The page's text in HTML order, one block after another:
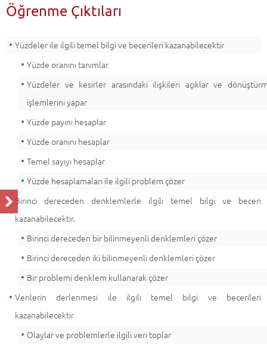
Bilgisayar Operatörlüğü Programı
Matematik II
Öğrenme Çıktıları
Öğrenme Çıktıları
Yüzdeler ile ilgili temel bilgi ve becerileri kazanabilecektir
Yüzde oranını tanımlar
Yüzdeler ve kesirler arasındaki ilişkileri açıklar ve
işlemlerini yapar
Yüzde payını hesaplar
Yüzde oranını hesaplar
Temel sayıyı hesaplar
Yüzde hesaplamaları ile ilgili problem çözer
Birinci dereceden denklemlerle ilgili temel bilgi ve beceri
kazanabilecektir.
Birinci dereceden bir bilinmeyenli denklemleri çözer
Birinci dereceden iki bilinmeyenli denklemleri çözer
Bir problemi denklem kullanarak çözer
Verilerin derlenmesi ile ilgili temel bilgi ve becerileri
kazanabilecektir
Olaylar ve problemlerle ilgili veri toplar